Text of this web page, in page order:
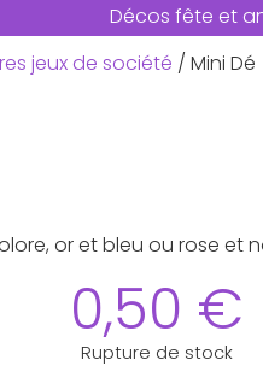
Décos fête et
jeux de société / Mini Dé
or et bleu ou rose et
0,50 €
Rupture de stock